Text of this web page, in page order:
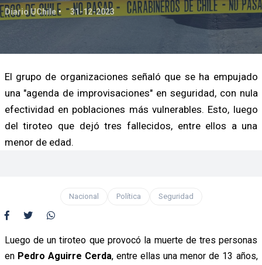
Diario UChile 31-12-2023
El grupo de organizaciones señaló que se ha empujado
una "agenda de improvisaciones" en seguridad, con nula
efectividad en poblaciones más vulnerables. Esto, luego
del tiroteo que dejó tres fallecidos, entre ellos a una
menor de edad.
Nacional Política Seguridad
Luego de un tiroteo que provocó la muerte de tres personas
en Pedro Aguirre Cerda, entre ellas una menor de 13 años,